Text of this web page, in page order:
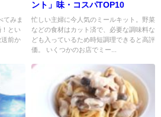
てみま
とい
送前か
ント」味・コスパTOP10
忙しい主婦に今人気のミールキット。野菜
などの食材はカット済で、必要な調味料な
ども入っているため時短調理できると高評
価。 いくつかのお店でミー...